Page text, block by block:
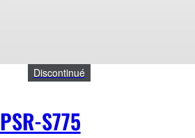
PSR-S775
Discontinué